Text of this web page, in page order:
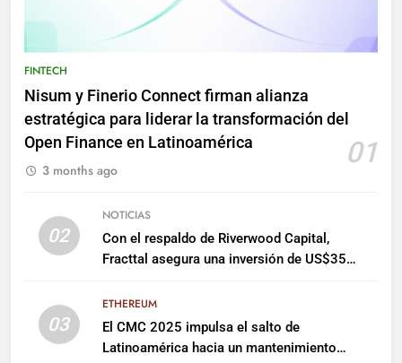
FINTECH
Nisum y Finerio Connect firman alianza
estratégica para liderar la transformación del
Open Finance en Latinoamérica
01
3 months ago
02
NOTICIAS
Con el respaldo de Riverwood Capital,
Fracttal asegura una inversión de US$35
03
ETHEREUM
El CMC 2025 impulsa el salto de
Latinoamérica hacia un mantenimiento